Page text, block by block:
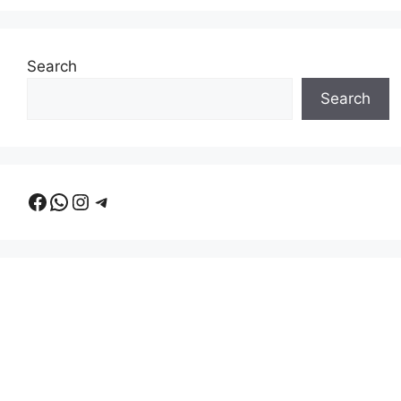
Search
Search
Facebook
WhatsApp
Instagram
Telegram